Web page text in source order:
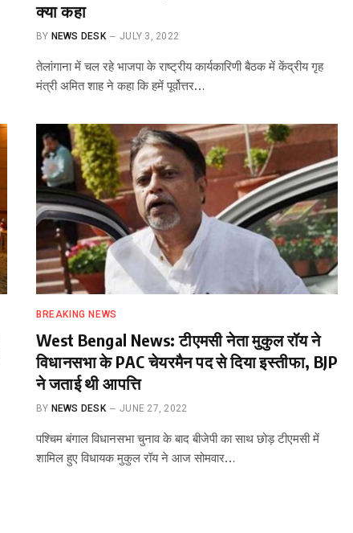
क्या कहा
BY NEWS DESK JULY 3, 2022
तेलांगाना में चल रहे भाजपा के राष्ट्रीय कार्यकारिणी बैठक में केंद्रीय गृह
मंत्री अमित शाह ने कहा कि हमें पूर्वोत्तर…
BREAKING NEWS
West Bengal News: टीएमसी नेता मुकुल रॉय ने
विधानसभा के PAC चेयरमैन पद से दिया इस्तीफा, BJP
ने जताई थी आपत्ति
BY NEWS DESK JUNE 27, 2022
पश्चिम बंगाल विधानसभा चुनाव के बाद बीजेपी का साथ छोड़ टीएमसी में
शामिल हुए विधायक मुकुल रॉय ने आज सोमवार…